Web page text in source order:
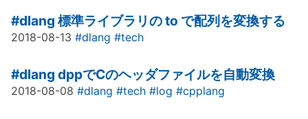
#dlang 標準ライブラリの to で配列を変換する
2018-08-13 #dlang #tech
#dlang dppでCのヘッダファイルを自動変換
2018-08-08 #dlang #tech #log #cpplang